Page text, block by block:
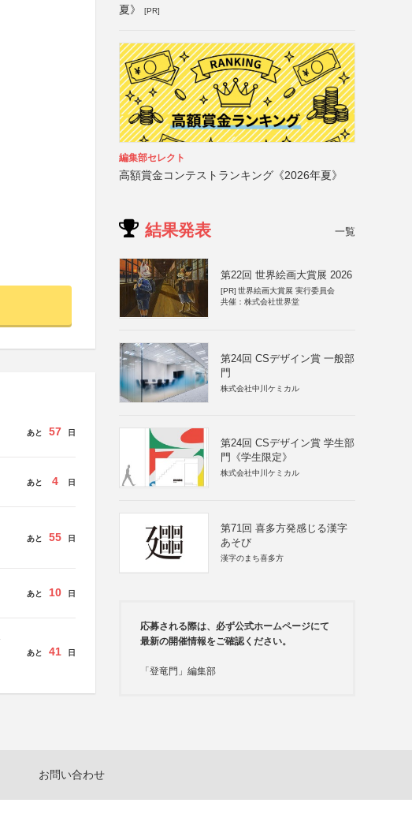
あと 57 日
あと 4 日
あと 55 日
あと 10 日
あと 41 日
夏》
[PR]
編集部セレクト
高額賞金コンテストランキング《2026年夏》
結果発表 一覧
第22回 世界絵画大賞展 2026
[PR] 世界絵画大賞展 実行委員会
共催：株式会社世界堂
第24回 CSデザイン賞 一般部
門
株式会社中川ケミカル
第24回 CSデザイン賞 学生部
門《学生限定》
株式会社中川ケミカル
第71回 喜多方発感じる漢字
あそび
漢字のまち喜多方
応募される際は、必ず公式ホームページにて
最新の開催情報をご確認ください。
「登竜門」編集部
お問い合わせ